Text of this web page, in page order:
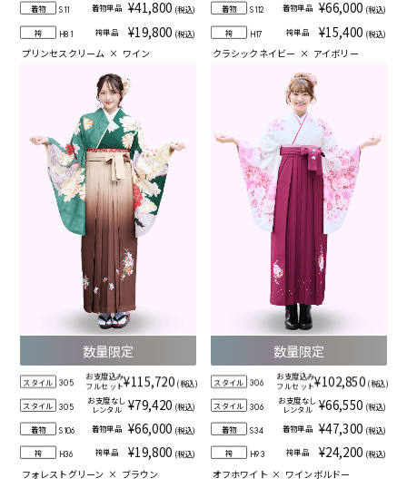
着物 S11 着物単品 ¥41,800 (税込)
袴 H81 袴単品 ¥19,800 (税込)
プリンセスクリーム × ワイン
着物 S112 着物単品 ¥66,000 (税込)
袴 H17 袴単品 ¥15,400 (税込)
クラシックネイビー × アイボリー
数量限定
スタイル 305
お支度込み
フルセット¥115,720 (税込)
スタイル 305
お支度なし
レンタル
¥79,420 (税込)
着物 S106 着物単品 ¥66,000 (税込)
袴 H36 袴単品 ¥19,800 (税込)
フォレストグリーン × ブラウン
数量限定
スタイル 306
お支度込み
フルセット¥102,850 (税込)
スタイル 306
お支度なし
レンタル ¥66,550 (税込)
着物 S34 着物単品 ¥47,300 (税込)
袴 H93 袴単品 ¥24,200 (税込)
オフホワイト × ワインボルドー